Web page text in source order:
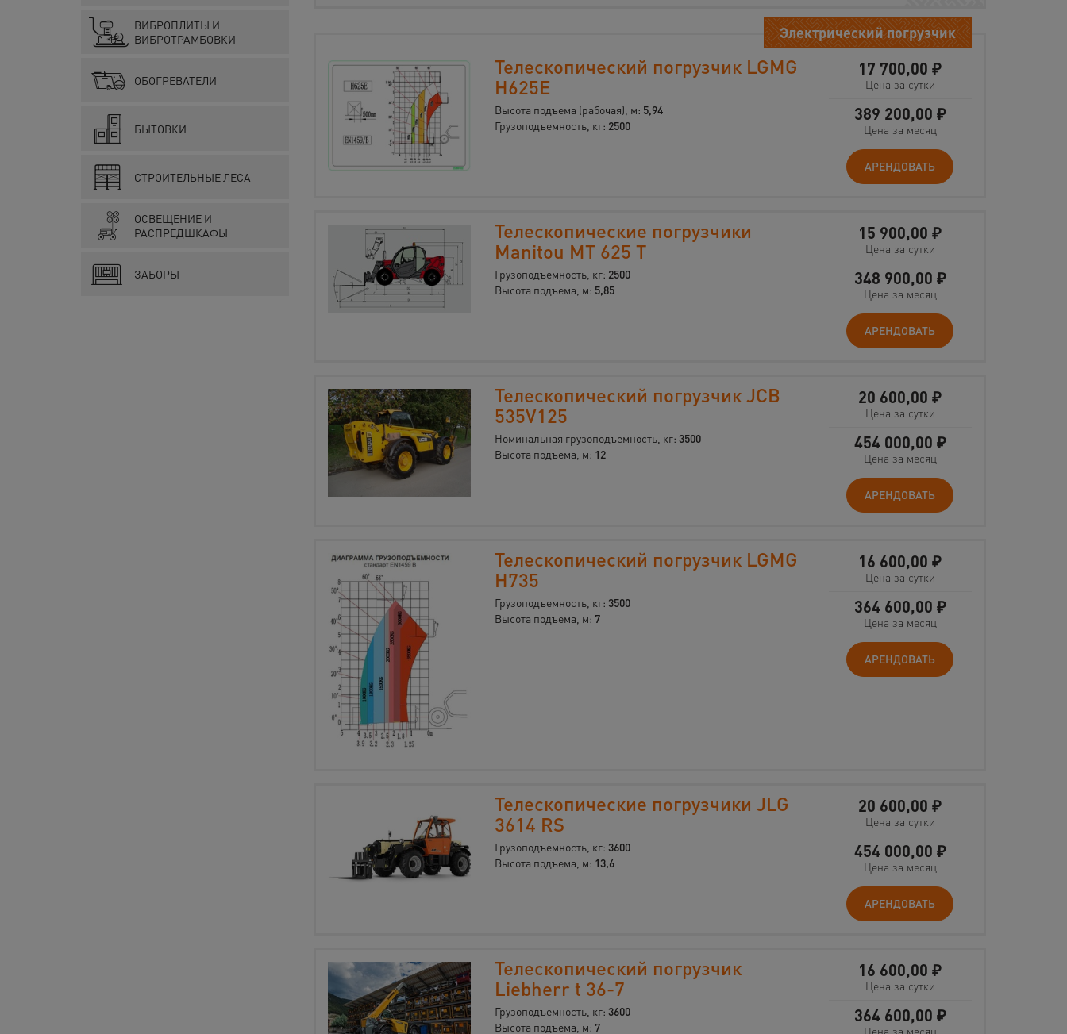
ВИБРОПЛИТЫ И
ВИБРОТРАМБОВКИ
ОБОГРЕВАТЕЛИ
БЫТОВКИ
СТРОИТЕЛЬНЫЕ ЛЕСА
ОСВЕЩЕНИЕ И
РАСПРЕДШКАФЫ
ЗАБОРЫ
Электрический погрузчик
Телескопический погрузчик LGMG
H625E
Высота подъема (рабочая), м: 5,94
Грузоподъемность, кг: 2500
17 700,00 ₽
Цена за сутки
389 200,00 ₽
Цена за месяц
АРЕНДОВАТЬ
Телескопические погрузчики
Manitou МT 625 T
Грузоподъемность, кг: 2500
Высота подъема, м: 5,85
15 900,00 ₽
Цена за сутки
348 900,00 ₽
Цена за месяц
АРЕНДОВАТЬ
Телескопический погрузчик JCB
535V125
Номинальная грузоподъемность, кг: 3500
Высота подъема, м: 12
20 600,00 ₽
Цена за сутки
454 000,00 ₽
Цена за месяц
АРЕНДОВАТЬ
Телескопический погрузчик LGMG
H735
Грузоподъемность, кг: 3500
Высота подъема, м: 7
16 600,00 ₽
Цена за сутки
364 600,00 ₽
Цена за месяц
АРЕНДОВАТЬ
Телескопические погрузчики JLG
3614 RS
Грузоподъемность, кг: 3600
Высота подъема, м: 13,6
20 600,00 ₽
Цена за сутки
454 000,00 ₽
Цена за месяц
АРЕНДОВАТЬ
Телескопический погрузчик
Liebherr t 36-7
Грузоподъемность, кг: 3600
Высота подъема, м: 7
16 600,00 ₽
Цена за сутки
364 600,00 ₽